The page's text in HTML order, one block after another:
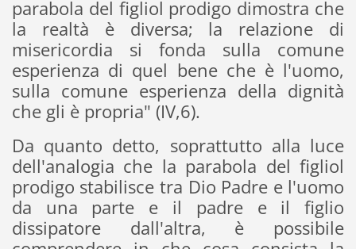
parabola del figliol prodigo dimostra che
la realtà è diversa; la relazione di
misericordia si fonda sulla comune
esperienza di quel bene che è l'uomo,
sulla comune esperienza della dignità
che gli è propria" (IV,6).
Da quanto detto, soprattutto alla luce
dell'analogia che la parabola del figliol
prodigo stabilisce tra Dio Padre e l'uomo
da una parte e il padre e il figlio
dissipatore dall'altra, è possibile